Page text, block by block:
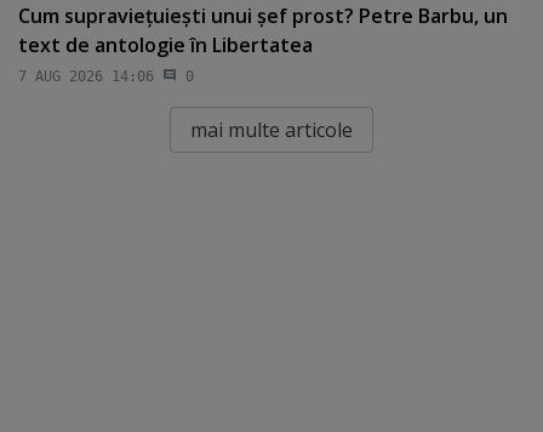
Cum supravieţuieşti unui şef prost? Petre Barbu, un
text de antologie în Libertatea
7 AUG 2026 14:06 0
mai multe articole